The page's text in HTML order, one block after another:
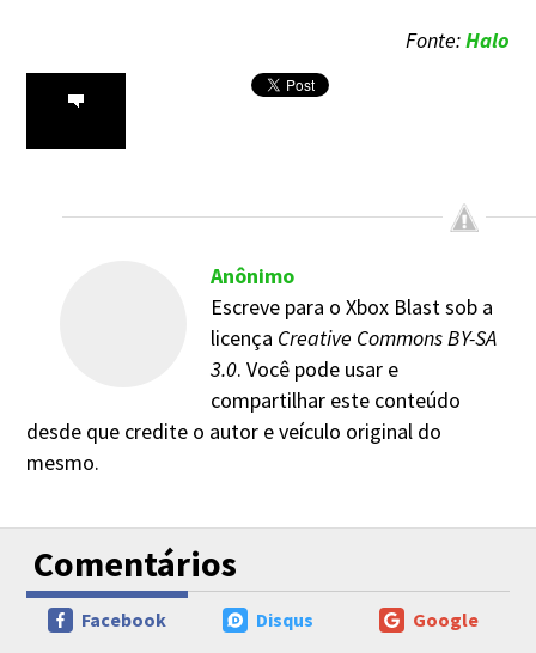
Fonte:Halo
Anônimo
Escreve para o Xbox Blast sob a
licença Creative Commons BY-SA
3.0. Você pode usar e
compartilhar este conteúdo
desde que credite o autor e veículo original do
mesmo.
Comentários
Google
Disqus
Facebook